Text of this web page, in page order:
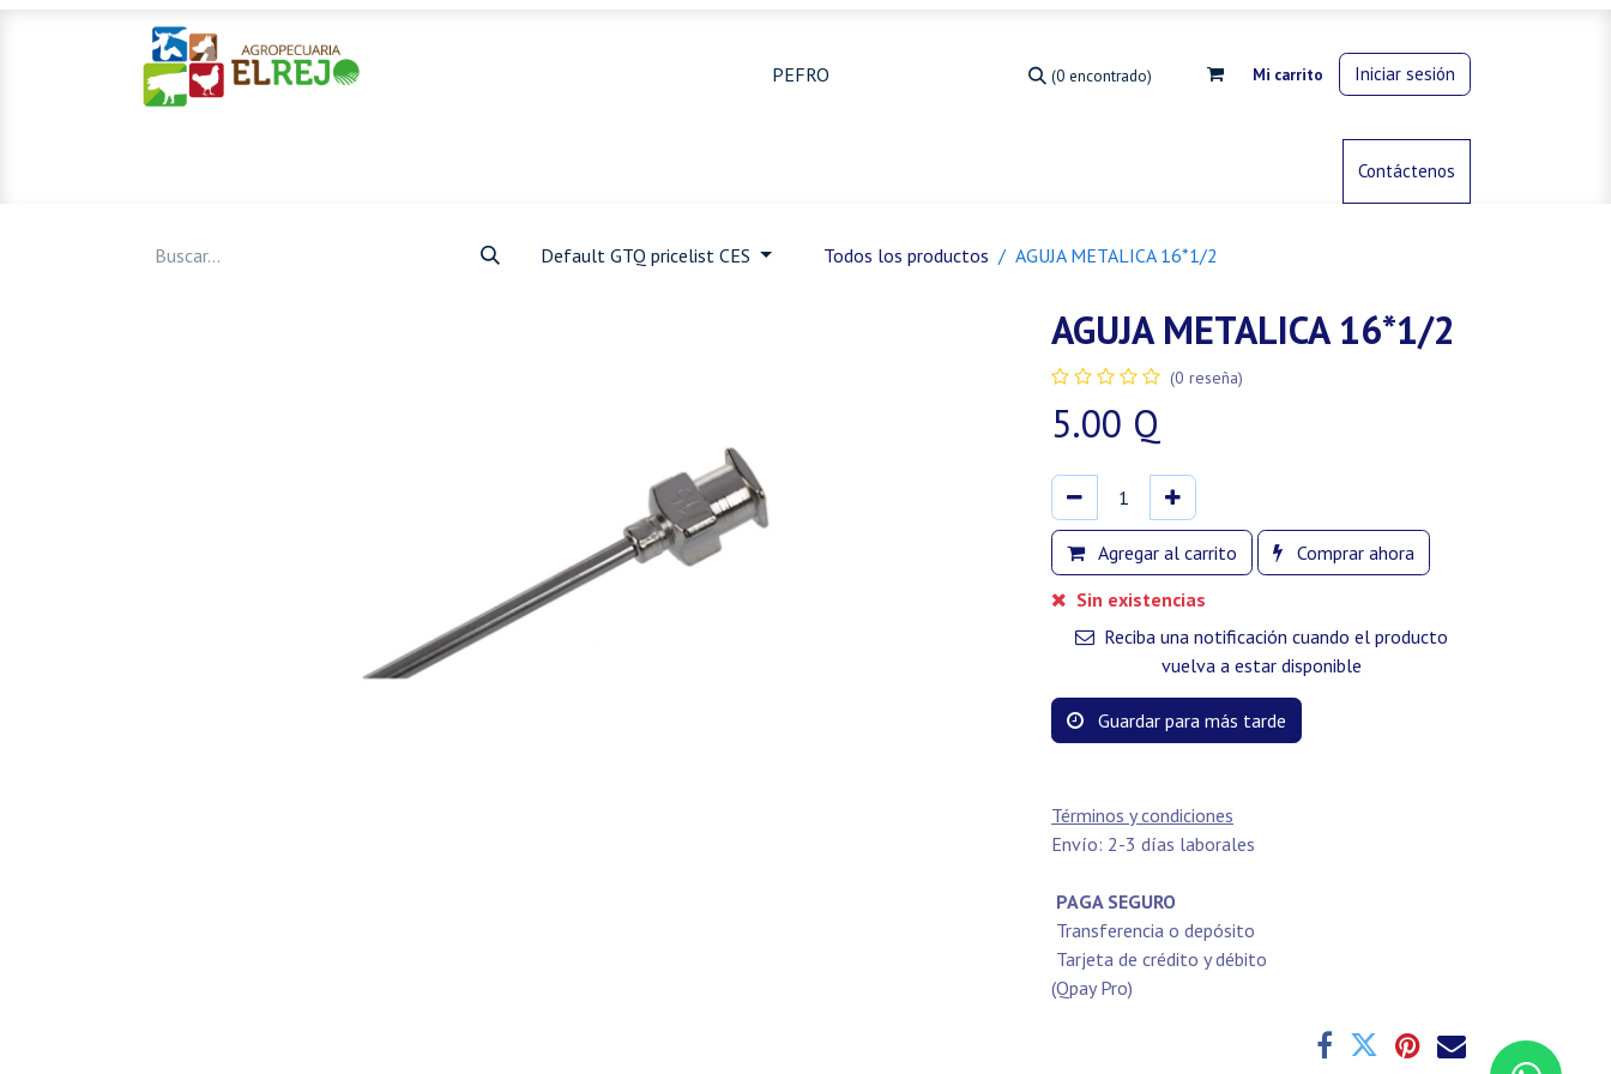
(0 encontrado) Mi carrito Iniciar sesión
Control de animalesContáctenos
Default GTQ pricelist CES Todos los productos AGUJA METALICA 16*1/2
AGUJA METALICA 16*1/2
(0 reseña)
5.00 Q
Agregar al carrito
Comprar ahora
Sin existencias
Reciba una notificación cuando el producto
vuelva a estar disponible
Guardar para más tarde
Términos y condiciones
Envío: 2-3 días laborales
PAGA SEGURO
Transferencia o depósito
Tarjeta de crédito y débito
(Qpay Pro)